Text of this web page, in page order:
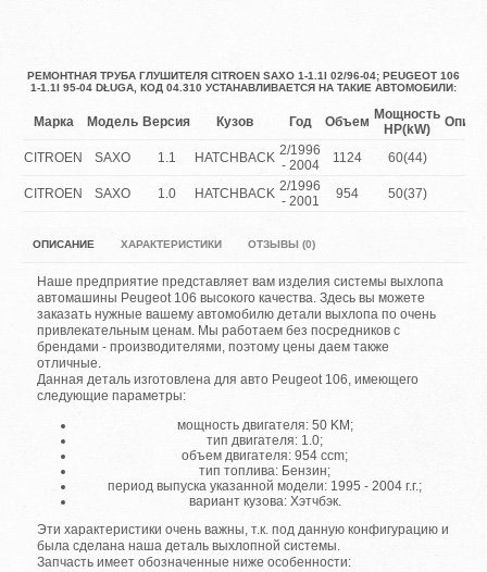
РЕМОНТНАЯ ТРУБА ГЛУШИТЕЛЯ CITROEN SAXO 1-1.1I 02/96-04; PEUGEOT 106
1-1.1I 95-04 DŁUGA, КОД 04.310 УСТАНАВЛИВАЕТСЯ НА ТАКИЕ АВТОМОБИЛИ:
Марка Модель Версия Кузов Год Объем Мощность
HP(kW)
CITROEN SAXO 1.1 HATCHBACK 2/1996
- 2004
1124 60(44)
CITROEN SAXO 1.0 HATCHBACK 2/1996
- 2001
954 50(37)
ОПИСАНИЕ ХАРАКТЕРИСТИКИ ОТЗЫВЫ (0)
Наше предприятие представляет вам изделия системы выхлопа
автомашины Peugeot 106 высокого качества. Здесь вы можете
заказать нужные вашему автомобилю детали выхлопа по очень
привлекательным ценам. Мы работаем без посредников с
брендами - производителями, поэтому цены даем также
отличные.
Данная деталь изготовлена для авто Peugeot 106, имеющего
следующие параметры:
мощность двигателя: 50 KM;
тип двигателя: 1.0;
объем двигателя: 954 ccm;
тип топлива: Бензин;
период выпуска указанной модели: 1995 - 2004 г.г.;
вариант кузова: Хэтчбэк.
Эти характеристики очень важны, т.к. под данную конфигурацию и
была сделана наша деталь выхлопной системы.
Запчасть имеет обозначенные ниже особенности: